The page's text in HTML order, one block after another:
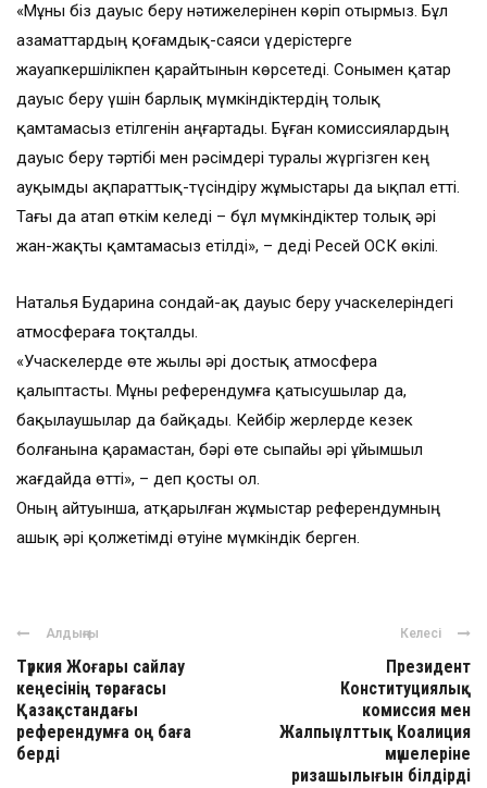
«Мұны біз дауыс беру нәтижелерінен көріп отырмыз. Бұл
азаматтардың қоғамдық-саяси үдерістерге
жауапкершілікпен қарайтынын көрсетеді. Сонымен қатар
дауыс беру үшін барлық мүмкіндіктердің толық
қамтамасыз етілгенін аңғартады. Бұған комиссиялардың
дауыс беру тәртібі мен рәсімдері туралы жүргізген кең
ауқымды ақпараттық-түсіндіру жұмыстары да ықпал етті.
Тағы да атап өткім келеді – бұл мүмкіндіктер толық әрі
жан-жақты қамтамасыз етілді», – деді Ресей ОСК өкілі.
Наталья Бударина сондай-ақ дауыс беру учаскелеріндегі
атмосфераға тоқталды.
«Учаскелерде өте жылы әрі достық атмосфера
қалыптасты. Мұны референдумға қатысушылар да,
бақылаушылар да байқады. Кейбір жерлерде кезек
болғанына қарамастан, бәрі өте сыпайы әрі ұйымшыл
жағдайда өтті», – деп қосты ол.
Оның айтуынша, атқарылған жұмыстар референдумның
ашық әрі қолжетімді өтуіне мүмкіндік берген.
Алдыңғы
Түркия Жоғары сайлау
кеңесінің төрағасы
Қазақстандағы
референдумға оң баға
берді
Келесі
Президент
Конституциялық
комиссия мен
Жалпыұлттық Коалиция
мүшелеріне
ризашылығын білдірді